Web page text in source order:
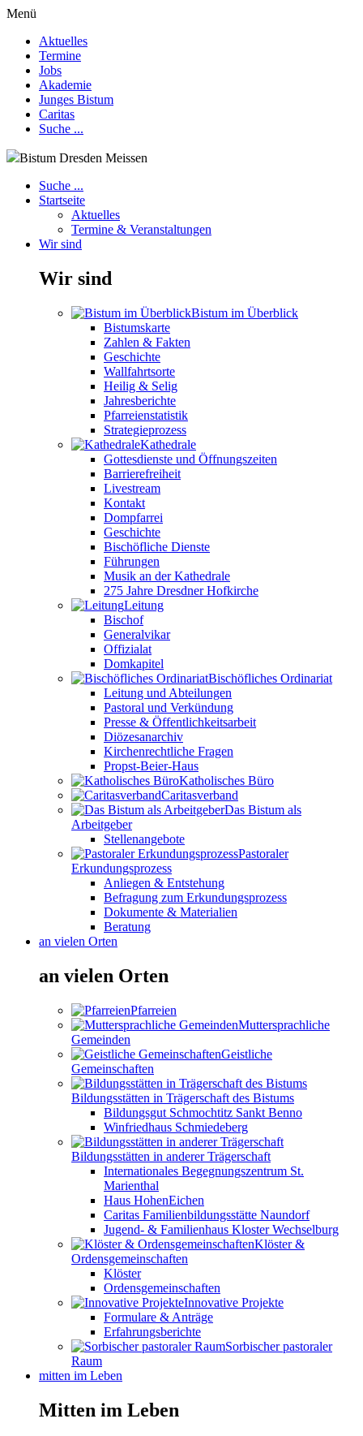
Menü
Aktuelles
Termine
Jobs
Akademie
Junges Bistum
Caritas
Suche ...
Bistum Dresden Meissen
Suche ...
Startseite
Aktuelles
Termine & Veranstaltungen
Wir sind
Wir sind
Bistum im Überblick
Bistumskarte
Zahlen & Fakten
Geschichte
Wallfahrtsorte
Heilig & Selig
Jahresberichte
Pfarreienstatistik
Strategieprozess
Kathedrale
Gottesdienste und Öffnungszeiten
Barrierefreiheit
Livestream
Kontakt
Dompfarrei
Geschichte
Bischöfliche Dienste
Führungen
Musik an der Kathedrale
275 Jahre Dresdner Hofkirche
Leitung
Bischof
Generalvikar
Offizialat
Domkapitel
Bischöfliches Ordinariat
Leitung und Abteilungen
Pastoral und Verkündung
Presse & Öffentlichkeitsarbeit
Diözesanarchiv
Kirchenrechtliche Fragen
Propst-Beier-Haus
Katholisches Büro
Caritasverband
Das Bistum als
Arbeitgeber
Stellenangebote
Pastoraler
Erkundungsprozess
Anliegen & Entstehung
Befragung zum Erkundungsprozess
Dokumente & Materialien
Beratung
an vielen Orten
an vielen Orten
Pfarreien
Muttersprachliche
Gemeinden
Geistliche
Gemeinschaften
Bildungsstätten in Trägerschaft des Bistums
Bildungsgut Schmochtitz Sankt Benno
Winfriedhaus Schmiedeberg
Bildungsstätten in anderer Trägerschaft
Internationales Begegnungszentrum St.
Marienthal
Haus HohenEichen
Caritas Familienbildungsstätte Naundorf
Jugend- & Familienhaus Kloster Wechselburg
Klöster &
Ordensgemeinschaften
Klöster
Ordensgemeinschaften
Innovative Projekte
Formulare & Anträge
Erfahrungsberichte
Sorbischer pastoraler
Raum
mitten im Leben
Mitten im Leben